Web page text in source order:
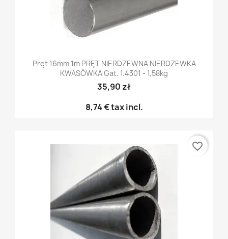
Pręt 16mm 1m PRĘT NIERDZEWNA NIERDZEWKA
KWASÓWKA Gat. 1.4301 - 1,58kg
35,90 zł
8,74 €tax incl.
favorite_border